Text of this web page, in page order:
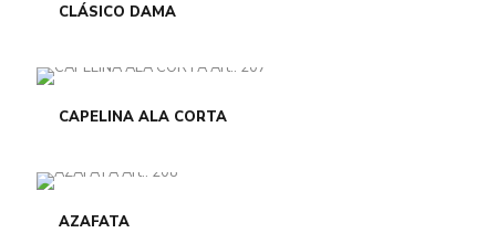
CLÁSICO DAMA
CAPELINA ALA CORTA
AZAFATA